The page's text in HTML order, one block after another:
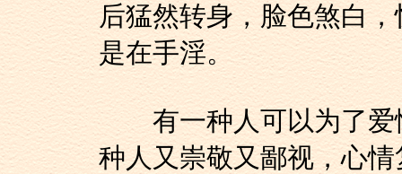
后猛然转身，脸色煞白
是在手淫。
有一种人可以为了爱
种人又崇敬又鄙视，心